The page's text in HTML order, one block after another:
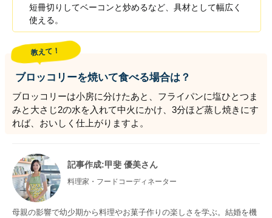
短冊切りしてベーコンと炒めるなど、具材として幅広く
使える。
教えて！
ブロッコリーを焼いて食べる場合は？
ブロッコリーは小房に分けたあと、フライパンに塩ひとつま
みと大さじ2の水を入れて中火にかけ、3分ほど蒸し焼きにす
れば、おいしく仕上がりますよ。
記事作成:甲斐 優美さん
料理家・フードコーディネーター
母親の影響で幼少期から料理やお菓子作りの楽しさを学ぶ。結婚を機